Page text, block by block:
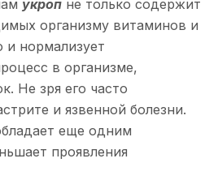
укроп не только содержит
организму витаминов и
и нормализует
в организме,
Не зря его часто
и язвенной болезни.
еще одним
проявления